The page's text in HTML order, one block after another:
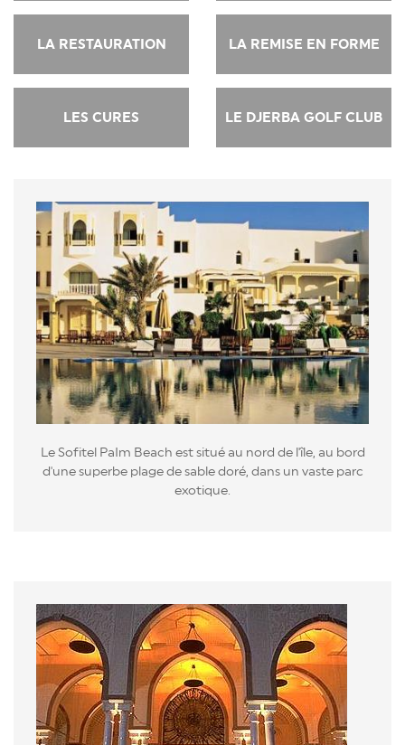
LA RESTAURATION LA REMISE EN FORME
LES CURES LE DJERBA GOLF CLUB
Le Sofitel PaIm Beach est situé au nord de l'île, au bord
d'une superbe plage de sable doré, dans un vaste parc
exotique.